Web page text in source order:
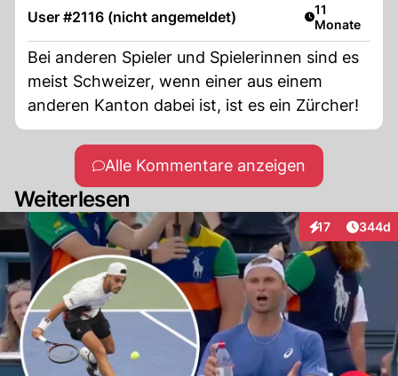
User #2116 (nicht angemeldet) Artikel
11
Monate
Bei anderen Spieler und Spielerinnen sind es
meist Schweizer, wenn einer aus einem
anderen Kanton dabei ist, ist es ein Zürcher!
Alle Kommentare anzeigen
Weiterlesen
17
Interaktionen
344d